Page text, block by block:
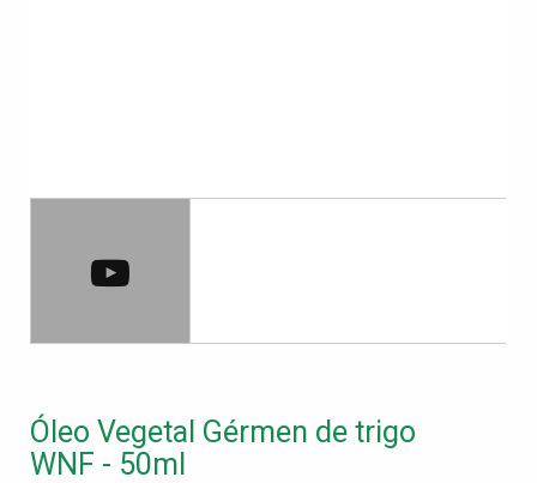
Óleo Vegetal Gérmen de trigo
WNF - 50ml